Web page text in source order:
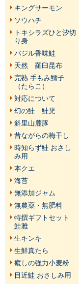
キングサーモン
ソウハチ
トキシラズひと汐切
り身
バジル香味鮭
天然 羅臼昆布
完熟 手もみ鱈子
（たらこ）
対応について
幻の鮭 鮭児
斜里山麓豚
昔ながらの梅干し
時知らず鮭 おさし
み用
本クエ
海苔
無添加ジャム
無農薬・無肥料
特撰ギフトセット
鮭雅
生キンキ
生鮮真たら
癒しの強力小麦粉
目近鮭 おさしみ用